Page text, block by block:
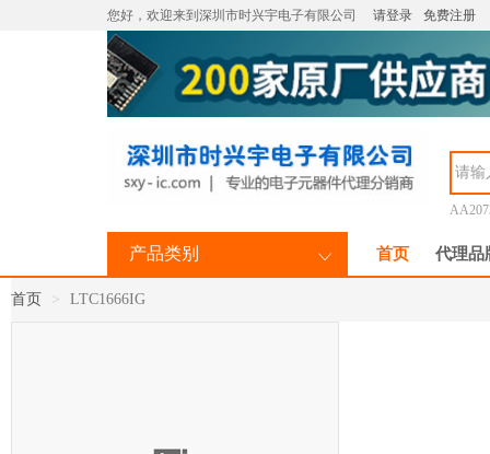
您好，欢迎来到深圳市时兴宇电子有限公司 请登录 免费注册
产品类别 首页 代理品
首页 LTC1666IG